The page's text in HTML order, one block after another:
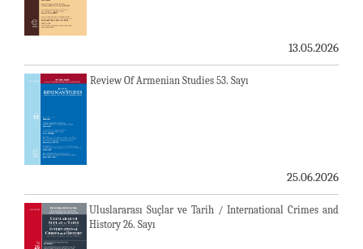
13.05.2026
Review Of Armenian Studies 53. Sayı
25.06.2026
Uluslararası Suçlar ve Tarih / International Crimes and
History 26. Sayı